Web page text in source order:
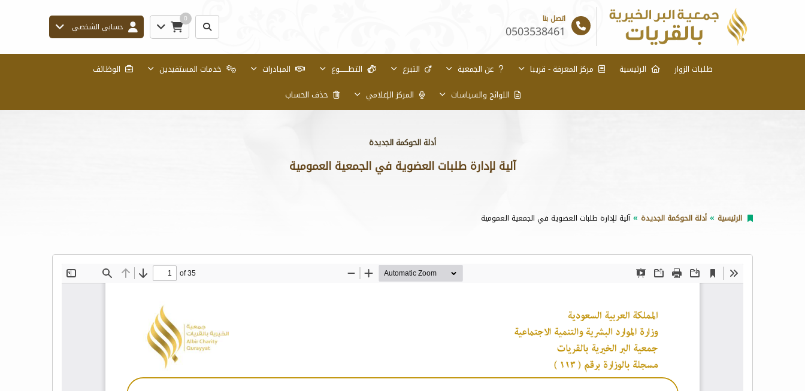
اتصل بنا
0503538461
0
حسابي الشخصي
طلبات الزوار الرئيسية مركز المعرفة - قريبا عن الجمعية التبرع التطـــــــوع المبادرات خدمات المستفيدين
الوظائف
اللوائح والسياسات
المركز الإعلامي حذف الحساب
أدلة الحوكمة الجديدة
آلية لإدارة طلبات العضوية في الجمعية العمومية
الرئيسية أدلة الحوكمة الجديدة آلية لإدارة طلبات العضوية في الجمعية العمومية